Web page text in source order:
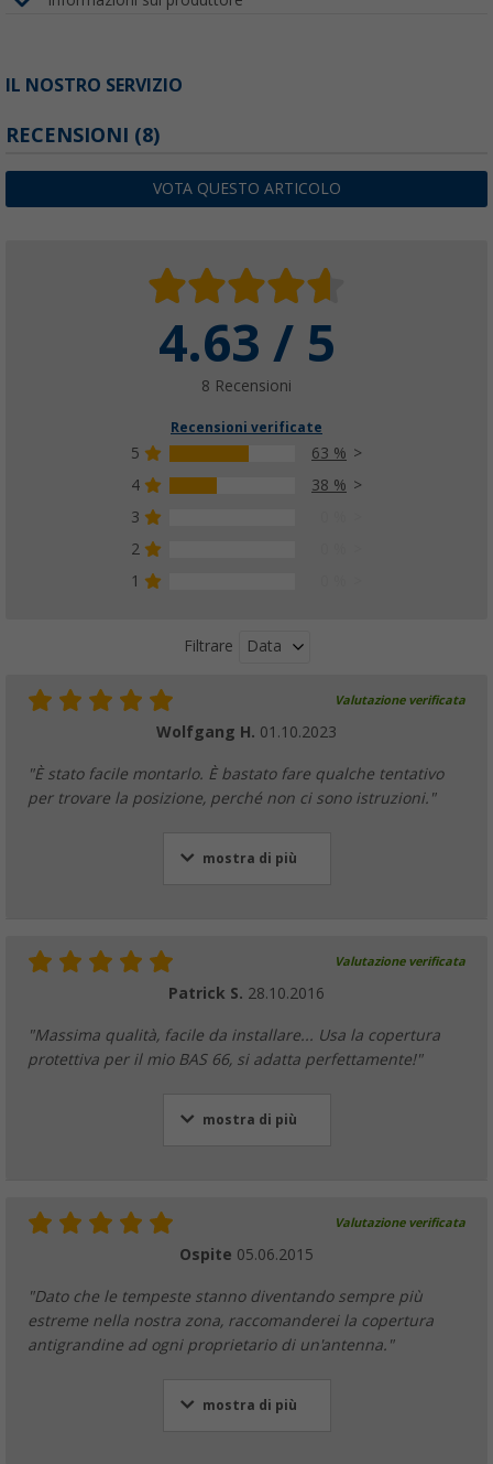
IL NOSTRO SERVIZIO
RECENSIONI (8)
VOTA QUESTO ARTICOLO
4.63 / 5
8 Recensioni
Recensioni verificate
5
63 %
4
38 %
3
2
1
Filtrare Data
Valutazione verificata
Wolfgang H. 01.10.2023
"È stato facile montarlo. È bastato fare qualche tentativo
per trovare la posizione, perché non ci sono istruzioni."
mostra di più
Valutazione verificata
Patrick S. 28.10.2016
"Massima qualità, facile da installare... Usa la copertura
protettiva per il mio BAS 66, si adatta perfettamente!"
mostra di più
Valutazione verificata
Ospite 05.06.2015
"Dato che le tempeste stanno diventando sempre più
estreme nella nostra zona, raccomanderei la copertura
antigrandine ad ogni proprietario di un'antenna."
mostra di più